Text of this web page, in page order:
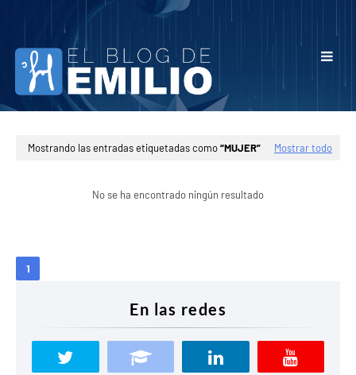
Mostrando las entradas etiquetadas como MUJER Mostrar todo
No se ha encontrado ningún resultado
1
En las redes